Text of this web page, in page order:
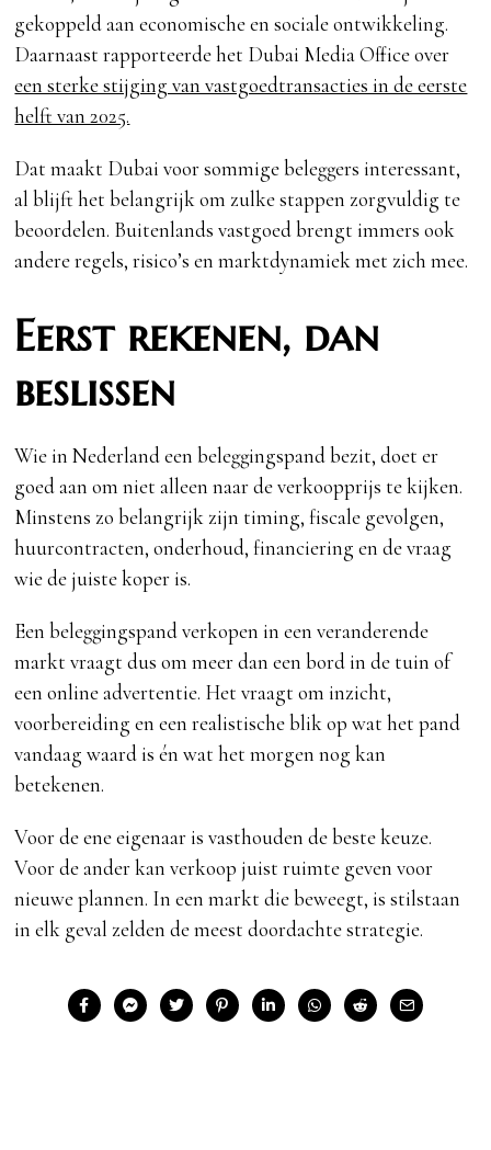
gekoppeld aan economische en sociale ontwikkeling.
Daarnaast rapporteerde het Dubai Media Office over
een sterke stijging van vastgoedtransacties in de eerste
helft van 2025.
Dat maakt Dubai voor sommige beleggers interessant,
al blijft het belangrijk om zulke stappen zorgvuldig te
beoordelen. Buitenlands vastgoed brengt immers ook
andere regels, risico’s en marktdynamiek met zich mee.
Eerst rekenen, dan
beslissen
Wie in Nederland een beleggingspand bezit, doet er
goed aan om niet alleen naar de verkoopprijs te kijken.
Minstens zo belangrijk zijn timing, fiscale gevolgen,
huurcontracten, onderhoud, financiering en de vraag
wie de juiste koper is.
Een beleggingspand verkopen in een veranderende
markt vraagt dus om meer dan een bord in de tuin of
een online advertentie. Het vraagt om inzicht,
voorbereiding en een realistische blik op wat het pand
vandaag waard is én wat het morgen nog kan
betekenen.
Voor de ene eigenaar is vasthouden de beste keuze.
Voor de ander kan verkoop juist ruimte geven voor
nieuwe plannen. In een markt die beweegt, is stilstaan
in elk geval zelden de meest doordachte strategie.